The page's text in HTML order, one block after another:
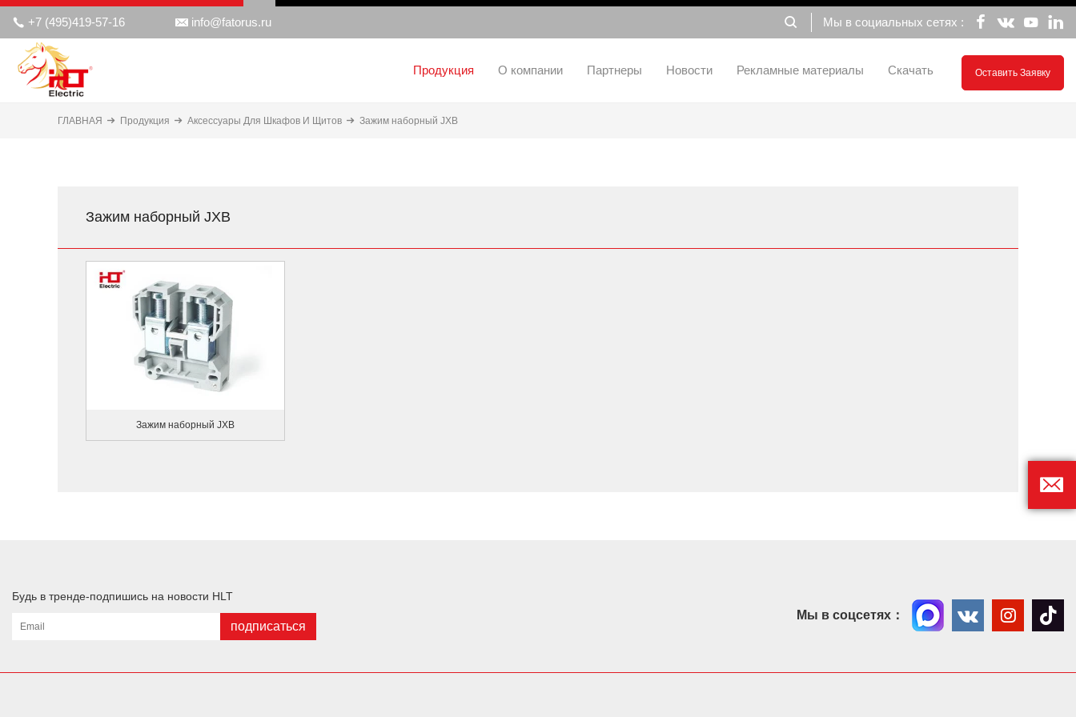
 +7 (495)419-57-16  info@fatorus.ru  Мы в социальных сетях :    
Продукция О компании Партнеры Новости Рекламные материалы Скачать Оставить Заявку

ГЛАВНАЯ Продукция Аксессуары Для Шкафов И Щитов Зажим наборный JXB
Зажим наборный JXB
Зажим наборный JXB
Будь в тренде-подпишись на новости HLT
подписаться
Мы в соцсетях：   
